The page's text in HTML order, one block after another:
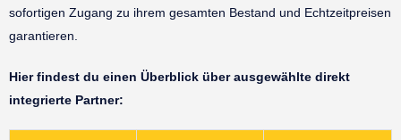
sofortigen Zugang zu ihrem gesamten Bestand und Echtzeitpreisen
garantieren.
Hier findest du einen Überblick über ausgewählte direkt
integrierte Partner: